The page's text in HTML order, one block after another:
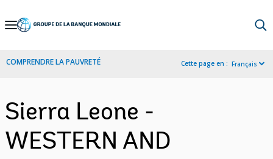
Skip
Navigation
COMPRENDRE LA PAUVRETÉ Cette page en : Français
Sierra Leone -
WESTERN AND